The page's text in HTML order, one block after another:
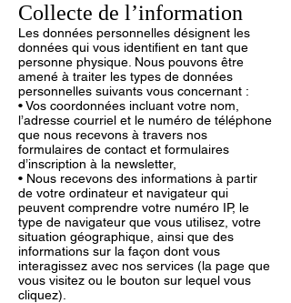
Collecte de l’information
Les données personnelles désignent les
données qui vous identifient en tant que
personne physique. Nous pouvons être
amené à traiter les types de données
personnelles suivants vous concernant :
• Vos coordonnées incluant votre nom,
l’adresse courriel et le numéro de téléphone
que nous recevons à travers nos
formulaires de contact et formulaires
d’inscription à la newsletter,
• Nous recevons des informations à partir
de votre ordinateur et navigateur qui
peuvent comprendre votre numéro IP, le
type de navigateur que vous utilisez, votre
situation géographique, ainsi que des
informations sur la façon dont vous
interagissez avec nos services (la page que
vous visitez ou le bouton sur lequel vous
cliquez).